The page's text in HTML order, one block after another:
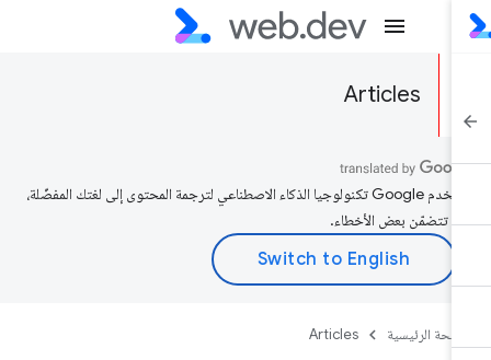
Articles
تستخدم Google تكنولوجيا الذكاء الاصطناعي لترجمة المحتوى إلى لغتك المفضّلة،
تتضمّن بعض الأخطاء.
الرئيسية Articles